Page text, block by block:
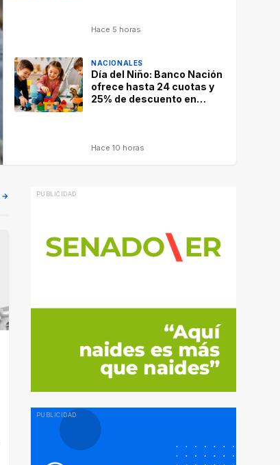
Hace 5 horas
NACIONALES
Día del Niño: Banco Nación
ofrece hasta 24 cuotas y
25% de descuento en
Hace 10 horas